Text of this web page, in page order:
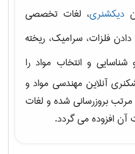
دیکشنری، لغات تخصصی
فلزات، سرامیک، ریخته
و انتخاب مواد را
آنلاین مهندسی مواد و
بروزرسانی شده و لغات
آن افزوده می گردد.